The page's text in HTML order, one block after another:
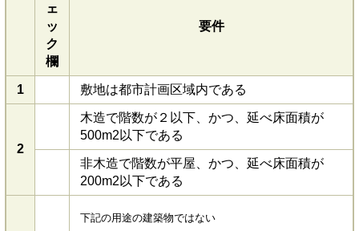
ェ
ッ
ク
欄
要件
1 敷地は都市計画区域内である
2
木造で階数が２以下、かつ、延べ床面積が
500m2以下である
非木造で階数が平屋、かつ、延べ床面積が
200m2以下である
下記の用途の建築物ではない